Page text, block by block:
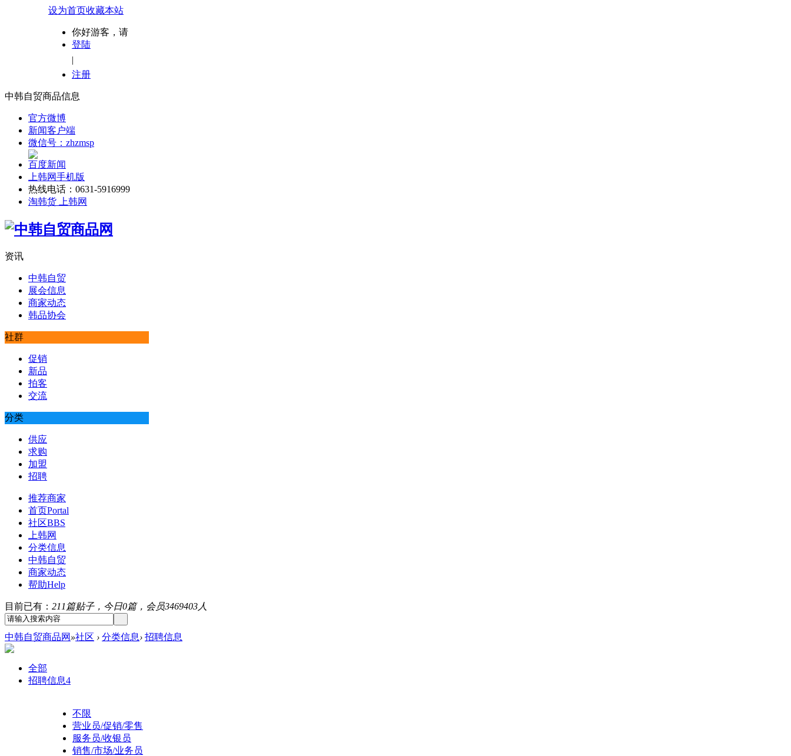
设为首页收藏本站
你好游客，请
登陆
|
注册
中韩自贸商品信息
官方微博
新闻客户端
微信号：zhzmsp
百度新闻
上韩网手机版
热线电话：0631-5916999
淘韩货 上韩网
资讯
中韩自贸
展会信息
商家动态
韩品协会
社群
促销
新品
拍客
交流
分类
供应
求购
加盟
招聘
推荐商家
首页Portal
社区BBS
上韩网
分类信息
中韩自贸
商家动态
帮助Help
目前已有： 211篇贴子，今日0篇，会员3469403人
中韩自贸商品网 »社区 › 分类信息› 招聘信息
全部
招聘信息4
不限
营业员/促销/零售
服务员/收银员
销售/市场/业务员